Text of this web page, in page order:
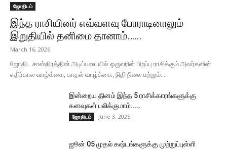
ஜோதிடம்
இந்த ராசியினர் எவ்வளவு போராடினாலும்
இறுதியில் தனிமை தானாம்…...
March 16, 2026
ஜோதிட சாஸ்திரத்தின் அடிப்படையில் ஒருவரின் பிறப்பு ராசிக்கும் அவர்களின்
எதிர்கால வாழ்க்கை, காதல் வாழ்க்கை, நிதி நிலை மற்றும்...
இன்றைய தினம் இந்த 5 ராசிக்காரங்களுக்கு
கனவுகள் பலிக்குமாம்.....
ஜோதிடம் June 3, 2025
ஜூன் 05 முதல் கஷ்டங்களுக்கு முற்றுப்புள்ளி